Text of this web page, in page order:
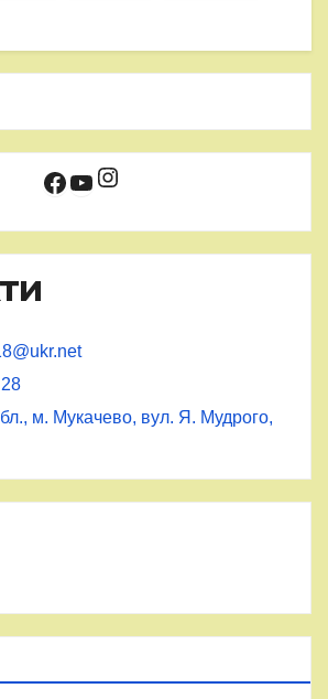
Facebook
YouTube
Instagram
м. Мукачево, вул. Я. Мудрого,